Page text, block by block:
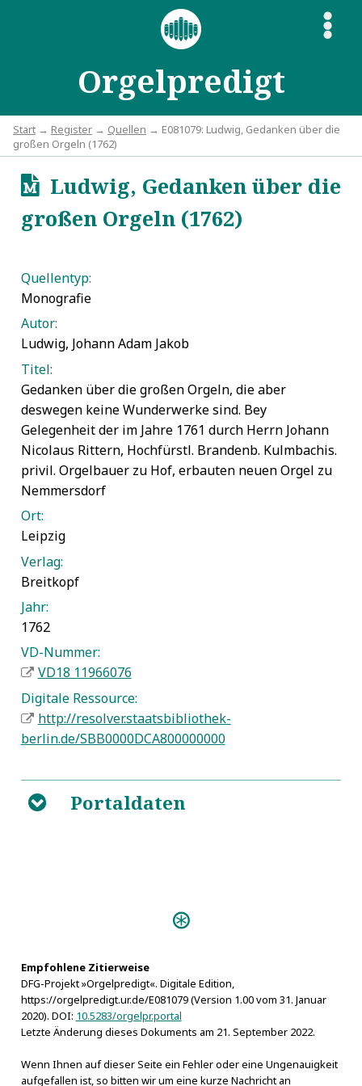
Orgelpredigt
S
Start → Register → Quellen → E081079: Ludwig, Gedanken über die
großen Orgeln (1762)
uLudwig, Gedanken über die
großen Orgeln (1762)
Quellentyp:
Monografie
Autor:
Ludwig, Johann Adam Jakob
Titel:
Gedanken über die großen Orgeln, die aber
deswegen keine Wunderwerke sind. Bey
Gelegenheit der im Jahre 1761 durch Herrn Johann
Nicolaus Rittern, Hochfürstl. Brandenb. Kulmbachis.
privil. Orgelbauer zu Hof, erbauten neuen Orgel zu
Nemmersdorf
Ort:
Leipzig
Verlag:
Breitkopf
Jahr:
1762
VD-Nummer:
VD18 11966076
Digitale Ressource:
http://resolver.staatsbibliothek-
berlin.de/SBB0000DCA800000000
B Portaldaten
Personen:
Ludwig, Johann Adam Jakob
Empfohlene Zitierweise
DFG-Projekt »Orgelpredigt«. Digitale Edition,
https://orgelpredigt.ur.de/E081079 (Version 1.00 vom 31. Januar
2020). DOI: 10.5283/orgelpr.portal
Letzte Änderung dieses Dokuments am 21. September 2022.
Wenn Ihnen auf dieser Seite ein Fehler oder eine Ungenauigkeit
aufgefallen ist, so bitten wir um eine kurze Nachricht an